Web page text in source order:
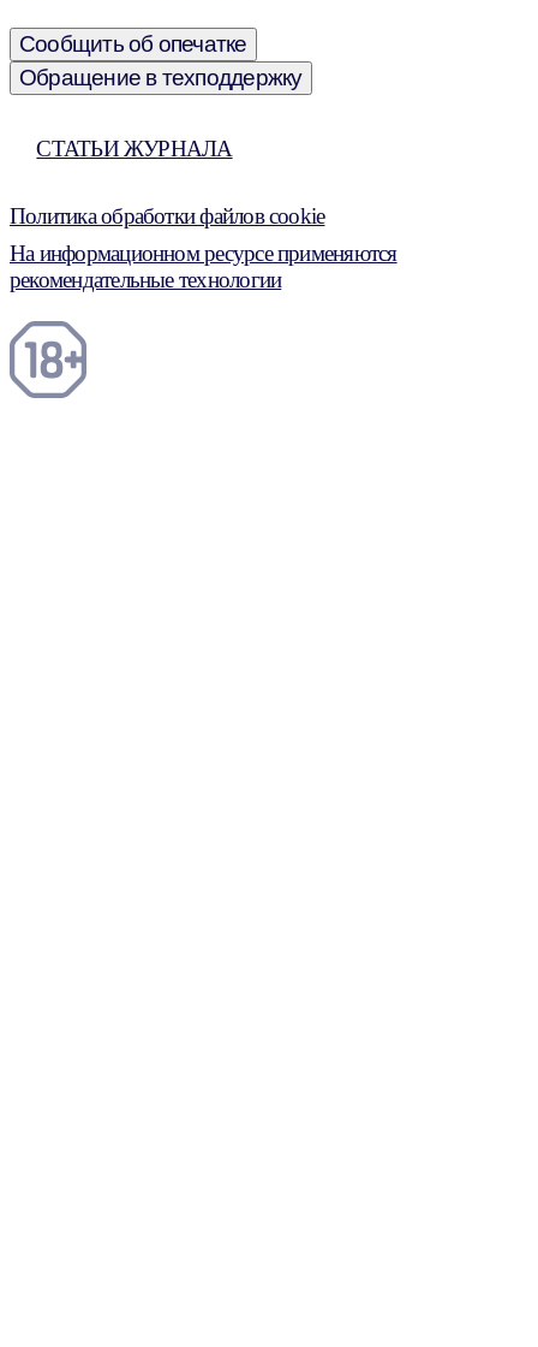
Сообщить об опечатке
Обращение в техподдержку
СТАТЬИ ЖУРНАЛА
Политика обработки файлов cookie
На информационном ресурсе применяются
рекомендательные технологии